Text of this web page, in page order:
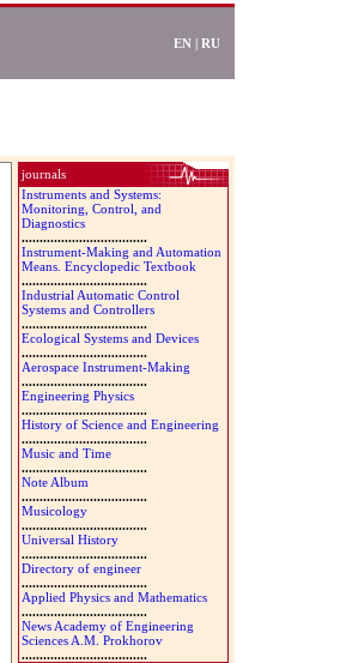
EN | RU
journals
Instruments and Systems:
Monitoring, Control, and
Diagnostics
...................................
Instrument-Making and Automation
Means. Encyclopedic Textbook
...................................
Industrial Automatic Control
Systems and Controllers
...................................
Ecological Systems and Devices
...................................
Aerospace Instrument-Making
...................................
Engineering Physics
...................................
History of Science and Engineering
...................................
Music and Time
...................................
Note Album
...................................
Musicology
...................................
Universal History
...................................
Directory of engineer
...................................
Applied Physics and Mathematics
...................................
News Academy of Engineering
Sciences A.M. Prokhorov
...................................